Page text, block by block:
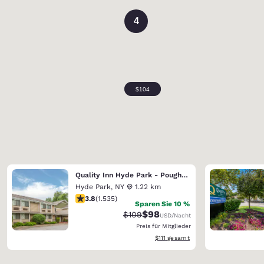
4
Quality Inn Hyde Park - Poughkeepsie North
Hyde Park, NY
1.22 km
3.82-Sterne-Bewertung. Gut. 1535 Bewertungen
3.8(1.535)
Sparen Sie 10 %
Durchgestrichener Preis:
$109Vergünstigter Preis:
$98USD/Nacht
Preis für Mitglieder
Geschätzte Gesamtdetails anzeigen
$111 gesamt